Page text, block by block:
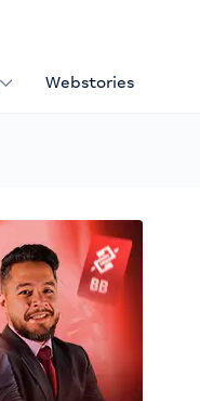
Webstories